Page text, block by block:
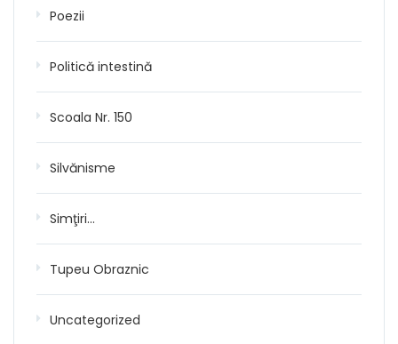
Poezii
Politică intestină
Scoala Nr. 150
Silvănisme
Simţiri…
Tupeu Obraznic
Uncategorized